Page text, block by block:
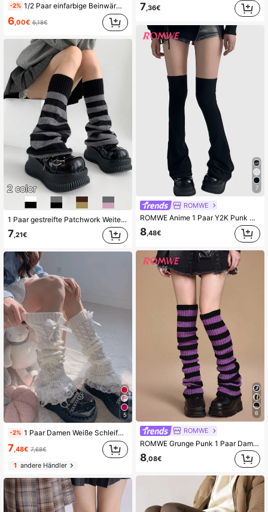
-2% 1/2 Paar einfarbige Beinwärmer, gestrickte Damen Beinwärmer, Y2K Subkultur ausgestellte Beinwärmer, JK lange Beinwärmer, geeignet für Frühling und Herbst
6 ,00€ 6,18€
1 Paar gestreifte Patchwork Weite Bein Strickstulpen, süßer College-Stil, warme Beinwärmer geeignet für den täglichen Gebrauch, passend für kleine Frauen und Mädchen
7,21€
5
-2% 1 Paar Damen Weiße Schleifen-Spitzen-Saum verdrehte Stulpen für Knöchel und Beine, Halloween und Valentinstag
7 ,48€ 7,68€
1andere Händler
7,36€
7
ROMWE
ROMWE Anime 1 Paar Y2K Punk Stil schwarze ausgestellte Knie-/Oberschenkel-Stulpen, modische minimalistische vielseitige Beinwärmer für Frauen, geeignet für den täglichen Gebrauch, Dates, Partys, Einkaufen
8,48€
6
ROMWE
ROMWE Grunge Punk 1 Paar Damen einfarbige gestrickte extra lange Beinwärmer, dunkelviolett & schwarz gestreift, geeignet für alle Jahreszeiten
8 ,08€